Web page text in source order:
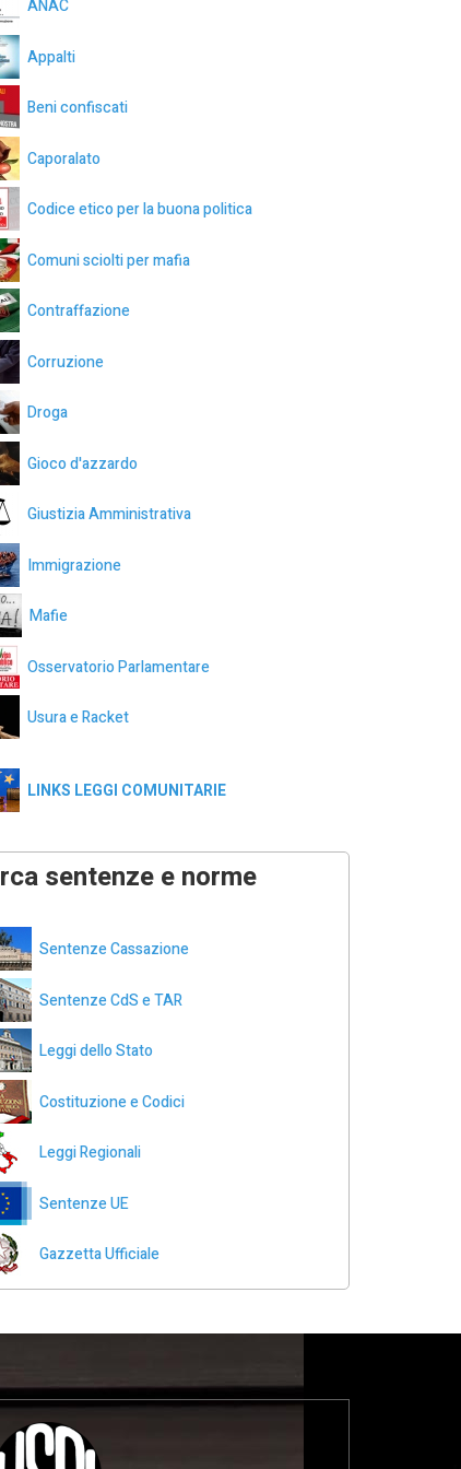
ANAC
Appalti
Beni confiscati
Caporalato
Codice etico per la buona politica
Comuni sciolti per mafia
Contraffazione
Corruzione
Droga
Gioco d'azzardo
Giustizia Amministrativa
Immigrazione
Mafie
Osservatorio Parlamentare
Usura e Racket
LINKS LEGGI COMUNITARIE
sentenze e norme
Sentenze Cassazione
Sentenze CdS e TAR
Leggi dello Stato
Costituzione e Codici
Leggi Regionali
Sentenze UE
Gazzetta Ufficiale